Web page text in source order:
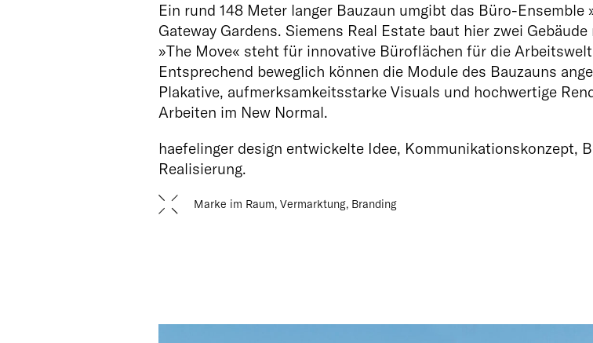
Ein rund 148 Meter langer Bauzaun umgibt das Büro-
Gateway Gardens. Siemens Real Estate baut hier zwei
»The Move« steht für innovative Büroflächen für die
Entsprechend beweglich können die Module des Bauzauns
Plakative, aufmerksamkeitsstarke Visuals und hochwertige
Arbeiten im New Normal.
haefelinger design entwickelte Idee, Kommunikationskonzept,
Realisierung.
Marke im Raum, Vermarktung, Branding